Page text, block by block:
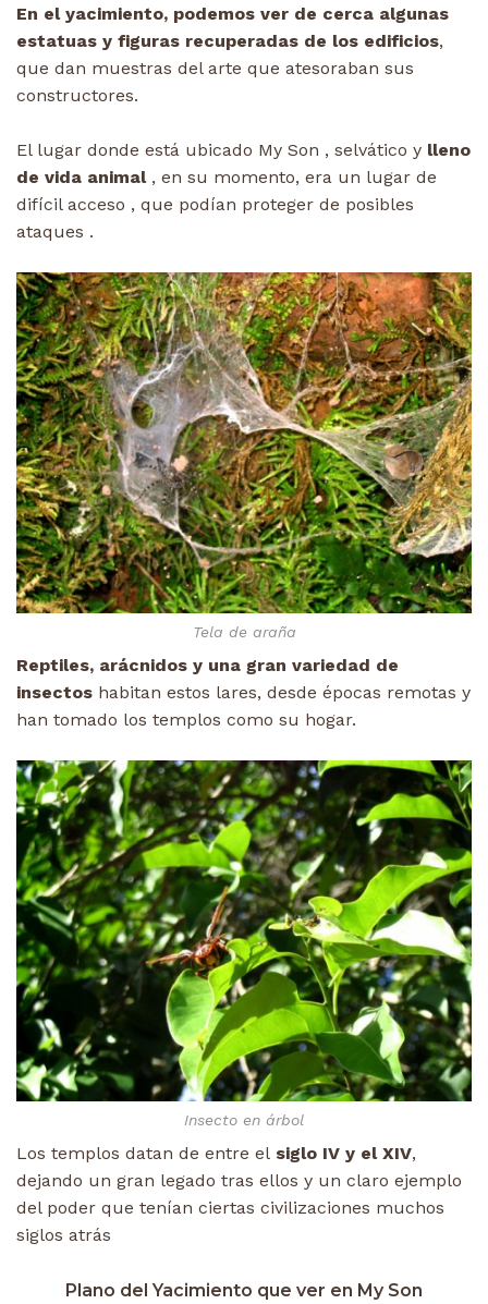
En el yacimiento, podemos ver de cerca algunas
estatuas y figuras recuperadas de los edificios,
que dan muestras del arte que atesoraban sus
constructores.
El lugar donde está ubicado My Son , selvático y lleno
de vida animal, en su momento, era un lugar de
difícil acceso , que podían proteger de posibles
ataques .
Tela de araña
Reptiles, arácnidos y una gran variedad de
insectos habitan estos lares, desde épocas remotas y
han tomado los templos como su hogar.
Insecto en árbol
Los templos datan de entre el siglo IV y el XIV,
dejando un gran legado tras ellos y un claro ejemplo
del poder que tenían ciertas civilizaciones muchos
siglos atrás
Plano del Yacimiento que ver en My Son